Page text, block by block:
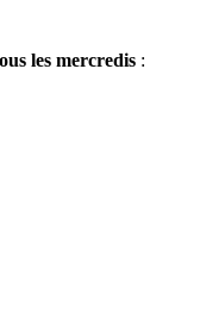
les mercredis :